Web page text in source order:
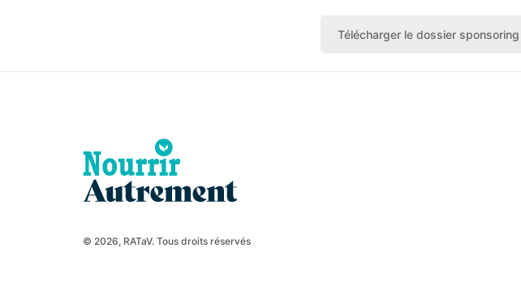
Télécharger le dossier sponsoring
© 2026, RATaV. Tous droits réservés